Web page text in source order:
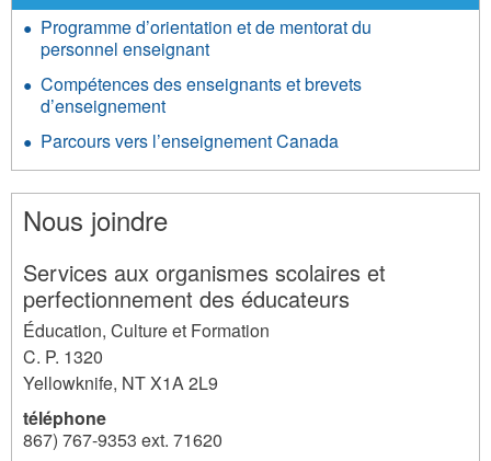
Programme d’orientation et de mentorat du
personnel enseignant
Compétences des enseignants et brevets
d’enseignement
Parcours vers l’enseignement Canada
Nous joindre
Services aux organismes scolaires et
perfectionnement des éducateurs
Éducation, Culture et Formation
C. P. 1320
Yellowknife, NTX1A 2L9
téléphone
867) 767-9353 ext. 71620